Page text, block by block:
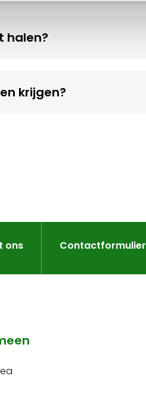
halen?
krijgen?
ons Contactformulier